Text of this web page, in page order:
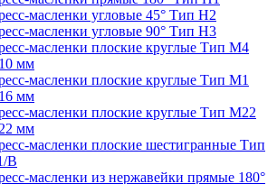
масленки угловые 45° Тип H2
масленки угловые 90° Тип H3
масленки плоские круглые Тип M4
мм
масленки плоские круглые Тип M1
мм
масленки плоские круглые Тип M22
мм
масленки плоские шестигранные Тип
B
масленки из нержавейки прямые 180°